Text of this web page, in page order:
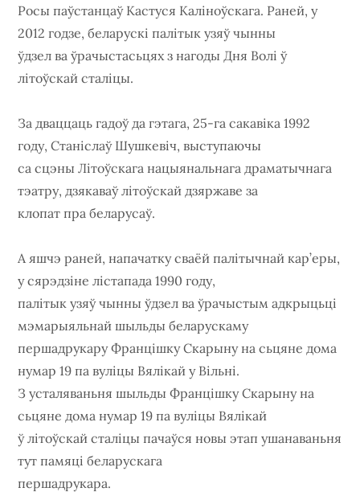
Росы паўстанцаў Кастуся Каліноўскага. Раней, у
2012 годзе, беларускі палітык узяў чынны
ўдзел ва ўрачыстасьцях з нагоды Дня Волі ў
літоўскай сталіцы.
За дваццаць гадоў да гэтага, 25-га сакавіка 1992
году, Станіслаў Шушкевіч, выступаючы
са сцэны Літоўскага нацыянальнага драматычнага
тэатру, дзякаваў літоўскай дзяржаве за
клопат пра беларусаў.
А яшчэ раней, напачатку сваёй палітычнай кар’еры,
у сярэдзіне лістапада 1990 году,
палітык узяў чынны ўдзел ва ўрачыстым адкрыцьці
мэмарыяльнай шыльды беларускаму
першадрукару Францішку Скарыну на сьцяне дома
нумар 19 па вуліцы Вялікай у Вільні.
З усталяваньня шыльды Францішку Скарыну на
сьцяне дома нумар 19 па вуліцы Вялікай
ў літоўскай сталіцы пачаўся новы этап ушанаваньня
тут памяці беларускага
першадрукара.